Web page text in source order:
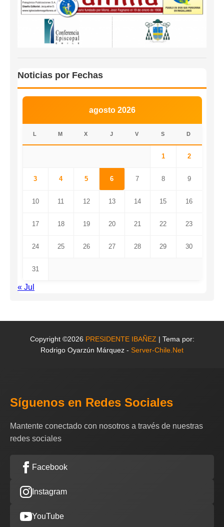
Noticias por Fechas
agosto 2026
L M X J V S D
1 2
3 4 5 6 7 8 9
10 11 12 13 14 15 16
17 18 19 20 21 22 23
24 25 26 27 28 29 30
31
« Jul
Copyright ©2026 PRESIDENTE IBAÑEZ | Tema por:
Rodrigo Oyarzún Márquez - Server-Chile.Net
Síguenos en Redes Sociales
Mantente conectado con nosotros a través de nuestras
redes sociales
Facebook
Instagram
YouTube